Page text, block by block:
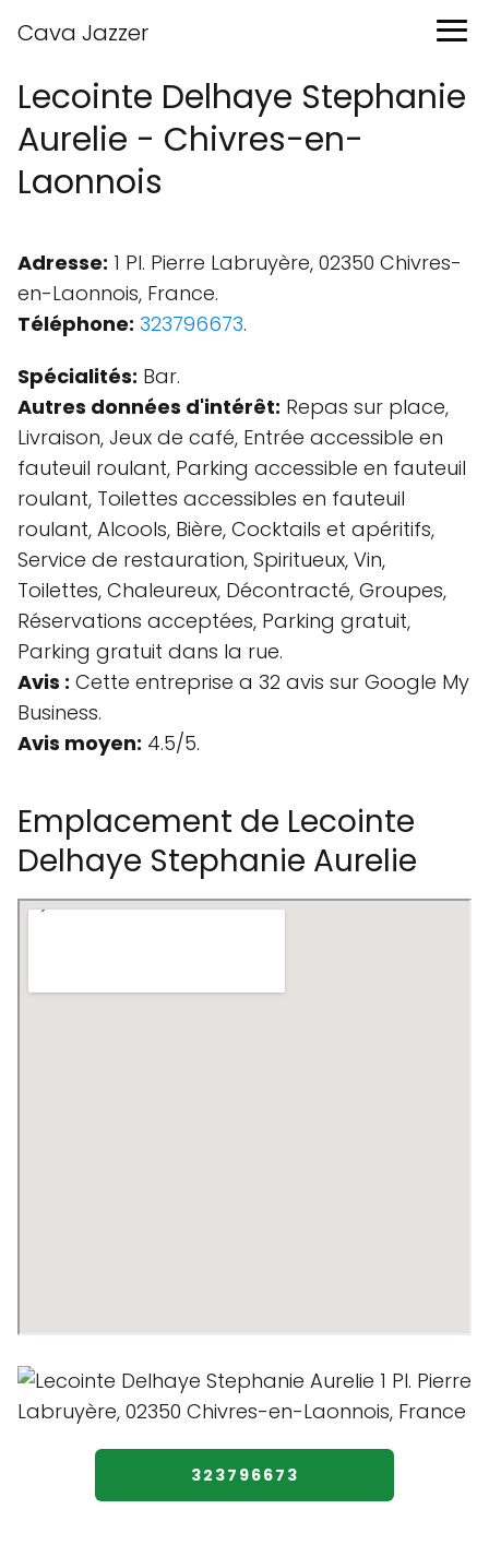
Cava Jazzer
Lecointe Delhaye Stephanie
Aurelie - Chivres-en-
Laonnois
Adresse: 1 Pl. Pierre Labruyère, 02350 Chivres-
en-Laonnois, France.
Téléphone: 323796673.
Spécialités: Bar.
Autres données d'intérêt: Repas sur place,
Livraison, Jeux de café, Entrée accessible en
fauteuil roulant, Parking accessible en fauteuil
roulant, Toilettes accessibles en fauteuil
roulant, Alcools, Bière, Cocktails et apéritifs,
Service de restauration, Spiritueux, Vin,
Toilettes, Chaleureux, Décontracté, Groupes,
Réservations acceptées, Parking gratuit,
Parking gratuit dans la rue.
Avis : Cette entreprise a 32 avis sur Google My
Business.
Avis moyen: 4.5/5.
Emplacement de Lecointe
Delhaye Stephanie Aurelie
323796673